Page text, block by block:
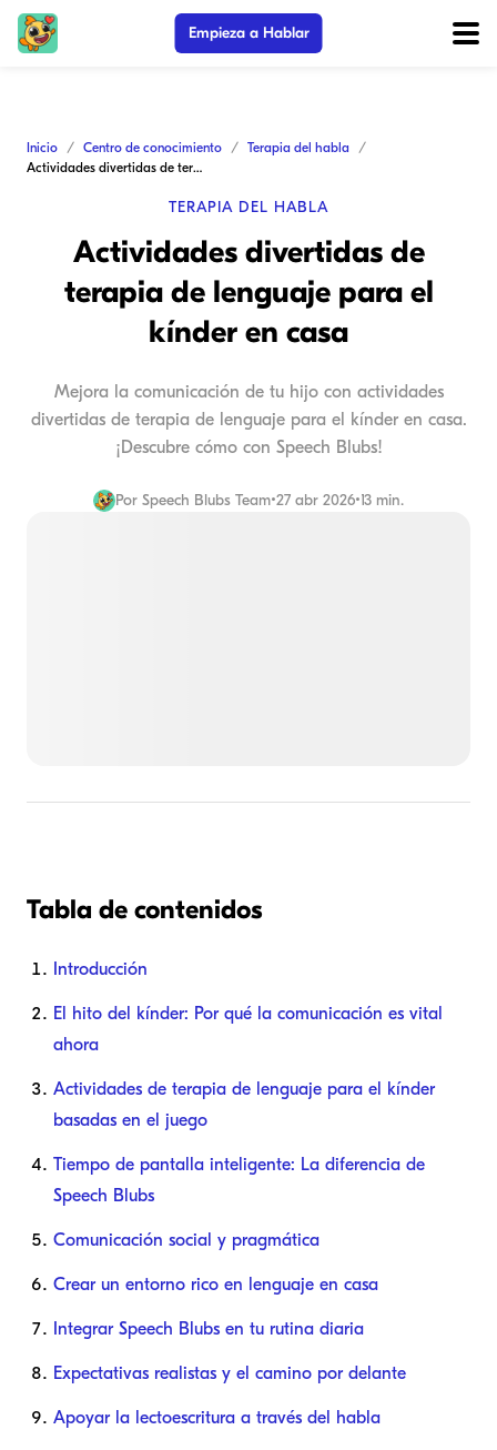
Empieza a Hablar
Inicio Centro de conocimiento
Terapia del habla
Actividades divertidas de terapia de lenguaje para el kínder en casa
TERAPIA DEL HABLA
Actividades divertidas de
terapia de lenguaje para el
kínder en casa
Mejora la comunicación de tu hijo con actividades
divertidas de terapia de lenguaje para el kínder en casa.
¡Descubre cómo con Speech Blubs!
Por Speech Blubs Team•27 abr 2026•13 min.
Tabla de contenidos
Introducción
El hito del kínder: Por qué la comunicación es vital
ahora
Actividades de terapia de lenguaje para el kínder
basadas en el juego
Tiempo de pantalla inteligente: La diferencia de
Speech Blubs
Comunicación social y pragmática
Crear un entorno rico en lenguaje en casa
Integrar Speech Blubs en tu rutina diaria
Expectativas realistas y el camino por delante
Apoyar la lectoescritura a través del habla